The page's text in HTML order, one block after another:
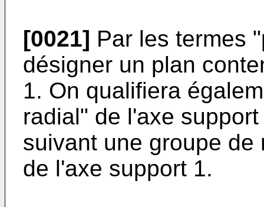
[0021] Par les termes
désigner un plan
1. On qualifiera
radial" de l'axe
suivant une groupe
de l'axe support 1.